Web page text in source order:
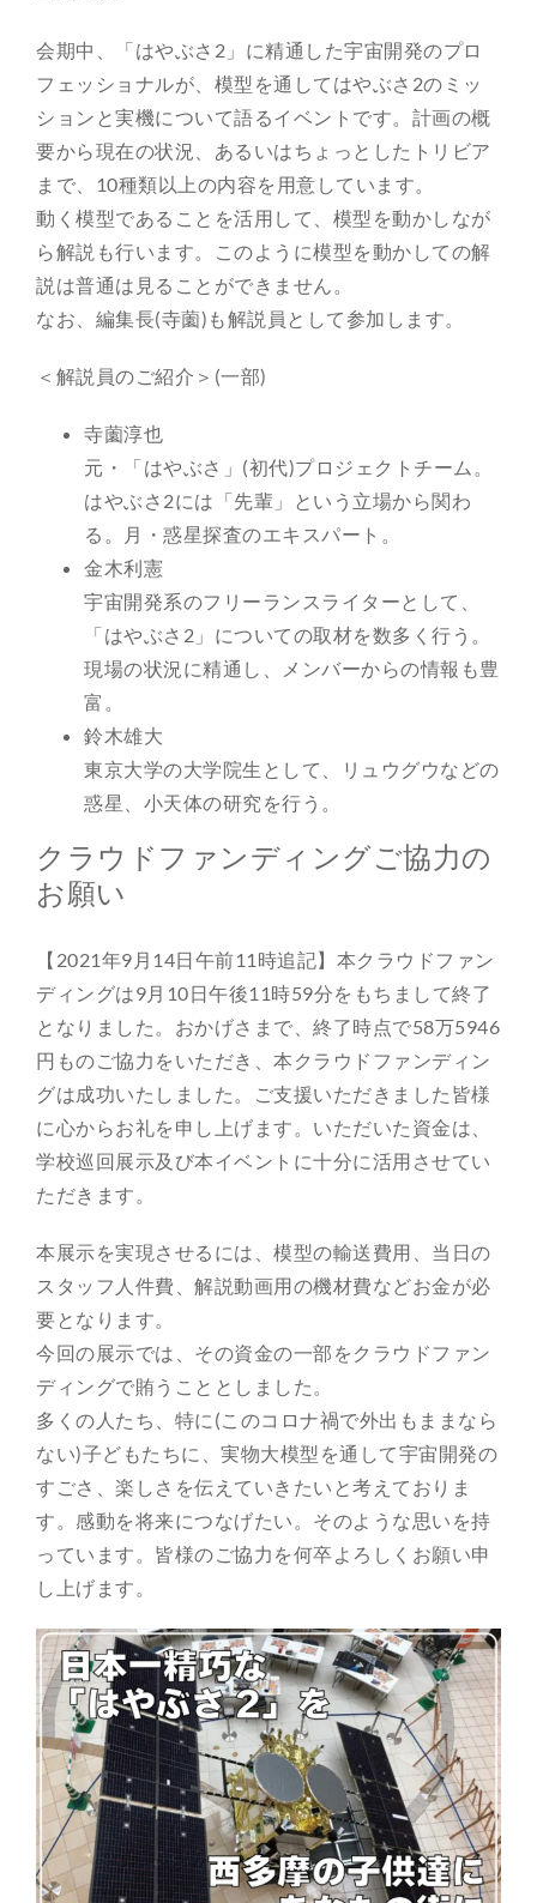
会期中、「はやぶさ2」に精通した宇宙開発のプロ
フェッショナルが、模型を通してはやぶさ2のミッ
ションと実機について語るイベントです。計画の概
要から現在の状況、あるいはちょっとしたトリビア
まで、10種類以上の内容を用意しています。
動く模型であることを活用して、模型を動かしなが
ら解説も行います。このように模型を動かしての解
説は普通は見ることができません。
なお、編集長(寺薗)も解説員として参加します。
＜解説員のご紹介＞(一部)
寺薗淳也
元・「はやぶさ」(初代)プロジェクトチーム。
はやぶさ2には「先輩」という立場から関わ
る。月・惑星探査のエキスパート。
金木利憲
宇宙開発系のフリーランスライターとして、
「はやぶさ2」についての取材を数多く行う。
現場の状況に精通し、メンバーからの情報も豊
富。
鈴木雄大
東京大学の大学院生として、リュウグウなどの
惑星、小天体の研究を行う。
クラウドファンディングご協力の
お願い
【2021年9月14日午前11時追記】本クラウドファン
ディングは9月10日午後11時59分をもちまして終了
となりました。おかげさまで、終了時点で58万5946
円ものご協力をいただき、本クラウドファンディン
グは成功いたしました。ご支援いただきました皆様
に心からお礼を申し上げます。いただいた資金は、
学校巡回展示及び本イベントに十分に活用させてい
ただきます。
本展示を実現させるには、模型の輸送費用、当日の
スタッフ人件費、解説動画用の機材費などお金が必
要となります。
今回の展示では、その資金の一部をクラウドファン
ディングで賄うこととしました。
多くの人たち、特に(このコロナ禍で外出もままなら
ない)子どもたちに、実物大模型を通して宇宙開発の
すごさ、楽しさを伝えていきたいと考えておりま
す。感動を将来につなげたい。そのような思いを持
っています。皆様のご協力を何卒よろしくお願い申
し上げます。